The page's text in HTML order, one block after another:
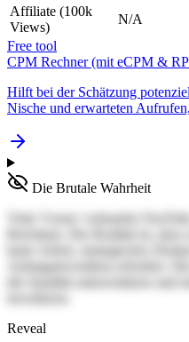
Affiliate (100k
Views)
N/A
Free tool
CPM Rechner (mit eCPM &
Hilft bei der Schätzung
Nische und erwarteten
Die Brutale Wahrheit
Viele 'Gurus' verkaufen
Reveal